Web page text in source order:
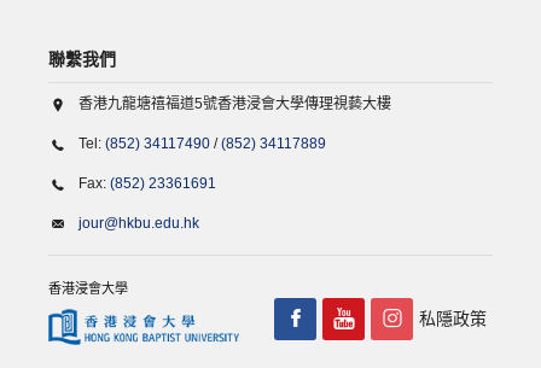
聯繫我們
香港九龍塘禧福道5號香港浸會大學傳理視藝大樓
Tel: (852) 34117490 /(852) 34117889
Fax: (852) 23361691
jour@hkbu.edu.hk
香港浸會大學
私隱政策